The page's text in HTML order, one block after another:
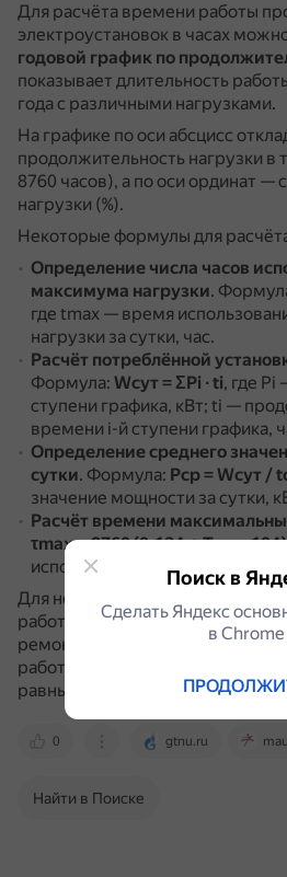
Для расчёта времени работы
электроустановок в часах
годовой график по
показывает длительность
года с различными нагрузками.
На графике по оси абсцисс
продолжительность нагрузки в
8760 часов), а по оси ординат —
нагрузки (%).
Некоторые формулы для
Определение числа часов
максимума нагрузки.
где tmax — время
нагрузки за сутки, час.
Расчёт потреблённой
Формула: Wсут = ΣPi ∙ ti, где
ступени графика, кВт; ti —
времени i-й ступени графика,
Определение среднего
сутки. Формула: Pср = Wсут /
значение мощности за сутки,
Расчёт времени
τmax = 8760 (0,124 + Тmax
использования максимальной
Для непрерывных производств
работы определяют с учётом
ремонт.
Для агрегатов с
работы без ремонтов это
равным 7900–8200 часам.
0 gtnu.ru
Найти в Поиске
Поиск в
Сделать Яндекс
в Сhrome